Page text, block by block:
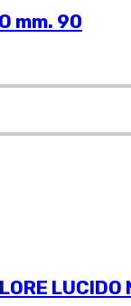
mm. 90
LUCIDO